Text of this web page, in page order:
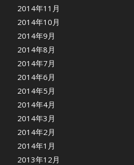
2014年11月
2014年10月
2014年9月
2014年8月
2014年7月
2014年6月
2014年5月
2014年4月
2014年3月
2014年2月
2014年1月
2013年12月